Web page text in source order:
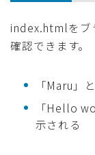
index.htmlをブ
確認できます。
「Maru」
「Hello
示される